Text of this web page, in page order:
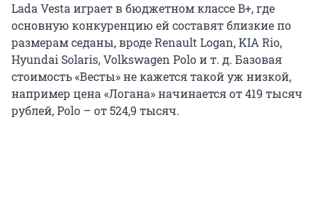
Lada Vesta играет в бюджетном классе B+, где
основную конкуренцию ей составят близкие по
размерам седаны, вроде Renault Logan, KIA Rio,
Hyundai Solaris, Volkswagen Polo и т. д. Базовая
стоимость «Весты» не кажется такой уж низкой,
например цена «Логана» начинается от 419 тысяч
рублей, Polo – от 524,9 тысяч.